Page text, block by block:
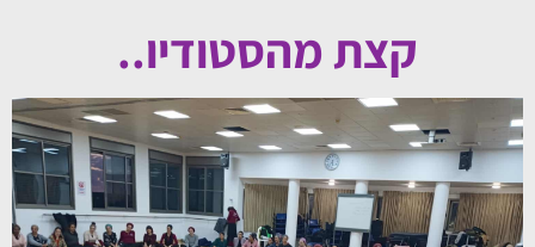
קצת מהסטודיו..